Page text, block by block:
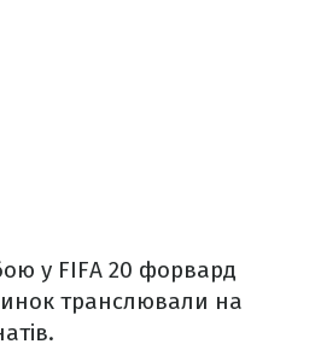
у FIFA 20 форвард
транслювали на